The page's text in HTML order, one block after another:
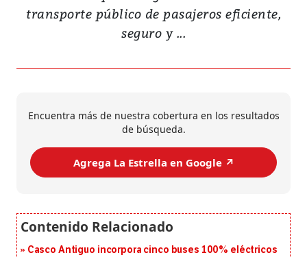
transporte público de pasajeros eficiente,
seguro y ...
Encuentra más de nuestra cobertura en los resultados
de búsqueda.
Agrega La Estrella en Google ↗️
Casco Antiguo incorpora cinco buses 100% eléctricos